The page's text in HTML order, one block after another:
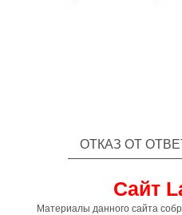
ОТКАЗ ОТ
Сайт
Материалы данного сайта